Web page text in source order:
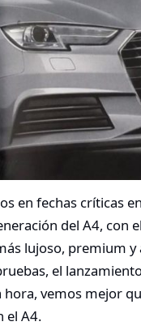
en fechas críticas
del A4, con
lujoso, premium y
el
vemos mejor
el A4.